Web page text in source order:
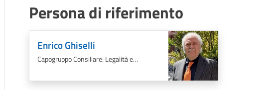
Persona di riferimento
Enrico Ghiselli
Capogruppo Consiliare: Legalità e